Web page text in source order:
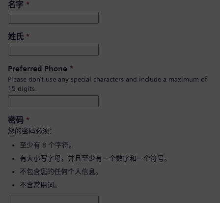
名字 *
姓氏 *
Preferred Phone *
Please don’t use any special characters and include a maximum of
15 digits.
密码 *
您的密码必须：
至少有 8 个字符。
有大小写字母，并且至少有一个数字和一个符号。
不包含您的任何个人信息。
不含常用词。